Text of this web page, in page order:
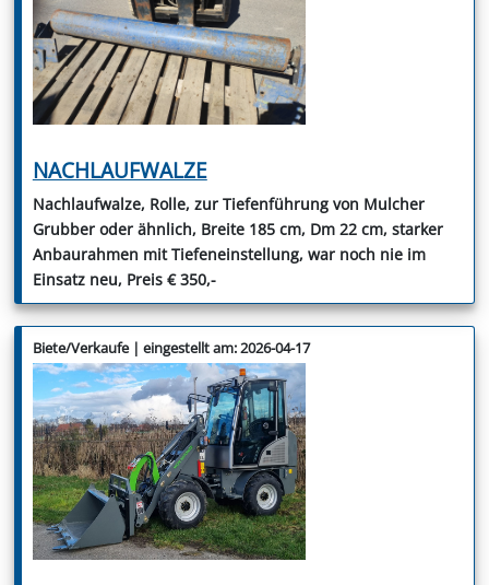
NACHLAUFWALZE
Nachlaufwalze, Rolle, zur Tiefenführung von Mulcher
Grubber oder ähnlich, Breite 185 cm, Dm 22 cm, starker
Anbaurahmen mit Tiefeneinstellung, war noch nie im
Einsatz neu, Preis € 350,-
Biete/Verkaufe | eingestellt am: 2026-04-17